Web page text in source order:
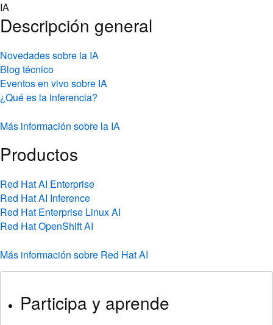
Skip
to
content
IA
Descripción general
Novedades sobre la IA
Blog técnico
Eventos en vivo sobre IA
¿Qué es la inferencia?
Más información sobre la IA
Productos
Red Hat AI Enterprise
Red Hat AI Inference
Red Hat Enterprise Linux AI
Red Hat OpenShift AI
Más información sobre Red Hat AI
Participa y aprende